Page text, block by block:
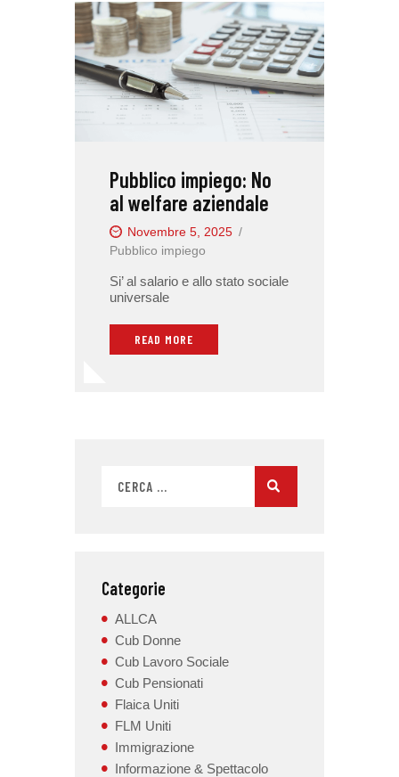
Pubblico impiego: No
al welfare aziendale
Novembre 5, 2025
Pubblico impiego
Si’ al salario e allo stato sociale
universale
READ MORE
Categorie
ALLCA
Cub Donne
Cub Lavoro Sociale
Cub Pensionati
Flaica Uniti
FLM Uniti
Immigrazione
Informazione & Spettacolo